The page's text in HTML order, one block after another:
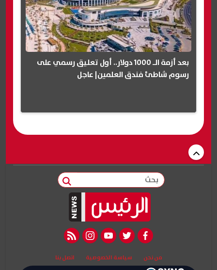
بعد أزمة الـ 1000 دولار.. أول تعليق رسمي على
رسوم شاطئ فندق العلمين| عاجل
بحث
facebook
twitter
youtube
instagram
rss feed
من نحن سياسة الخصوصية اتصل بنا